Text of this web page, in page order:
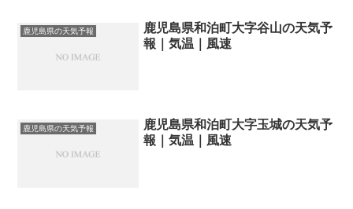
鹿児島県の天気予報
鹿児島県和泊町大字谷山の天気予
報｜気温｜風速
鹿児島県の天気予報
鹿児島県和泊町大字玉城の天気予
報｜気温｜風速